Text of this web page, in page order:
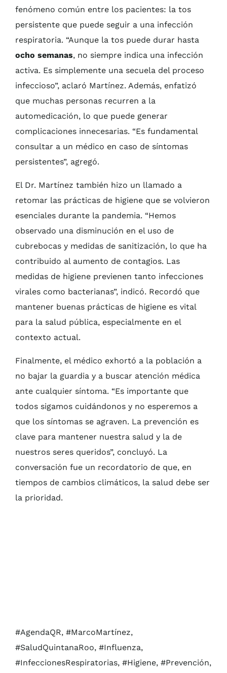
fenómeno común entre los pacientes: la tos
persistente que puede seguir a una infección
respiratoria. “Aunque la tos puede durar hasta
ocho semanas, no siempre indica una infección
activa. Es simplemente una secuela del proceso
infeccioso”, aclaró Martínez. Además, enfatizó
que muchas personas recurren a la
automedicación, lo que puede generar
complicaciones innecesarias. “Es fundamental
consultar a un médico en caso de síntomas
persistentes”, agregó.
El Dr. Martínez también hizo un llamado a
retomar las prácticas de higiene que se volvieron
esenciales durante la pandemia. “Hemos
observado una disminución en el uso de
cubrebocas y medidas de sanitización, lo que ha
contribuido al aumento de contagios. Las
medidas de higiene previenen tanto infecciones
virales como bacterianas”, indicó. Recordó que
mantener buenas prácticas de higiene es vital
para la salud pública, especialmente en el
contexto actual.
Finalmente, el médico exhortó a la población a
no bajar la guardia y a buscar atención médica
ante cualquier síntoma. “Es importante que
todos sigamos cuidándonos y no esperemos a
que los síntomas se agraven. La prevención es
clave para mantener nuestra salud y la de
nuestros seres queridos”, concluyó. La
conversación fue un recordatorio de que, en
tiempos de cambios climáticos, la salud debe ser
la prioridad.
#AgendaQR, #MarcoMartínez,
#SaludQuintanaRoo, #Influenza,
#InfeccionesRespiratorias, #Higiene, #Prevención,